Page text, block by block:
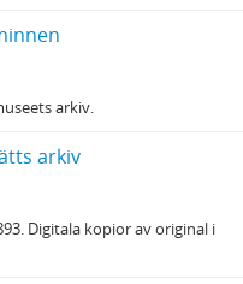
arkiv.
arkiv
Digitala kopior av original i